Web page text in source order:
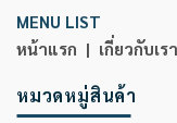
MENU LIST
หน้าแรก | เกี่ยวกับเร
หมวดหมู่สินค้า